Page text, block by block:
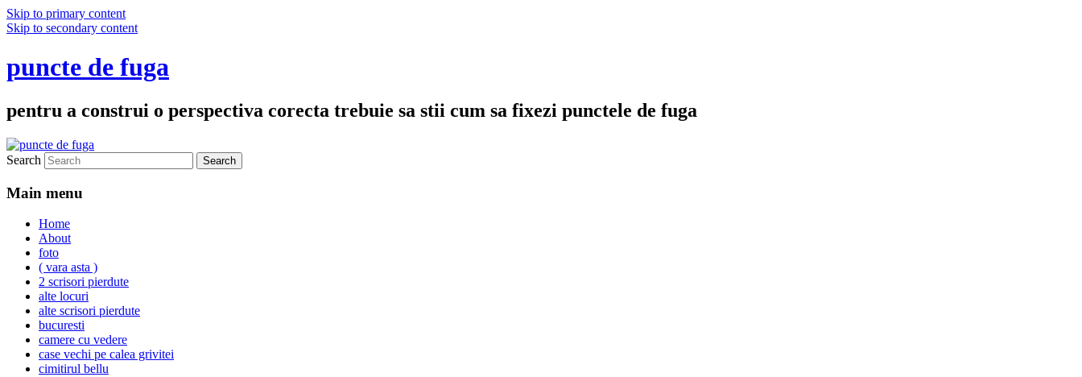
Skip to primary content
Skip to secondary content
puncte de fuga
pentru a construi o perspectiva corecta trebuie sa stii cum sa fixezi punctele de fuga
Search
Main menu
Home
About
foto
( vara asta )
2 scrisori pierdute
alte locuri
alte scrisori pierdute
bucuresti
camere cu vedere
case vechi pe calea grivitei
cimitirul bellu